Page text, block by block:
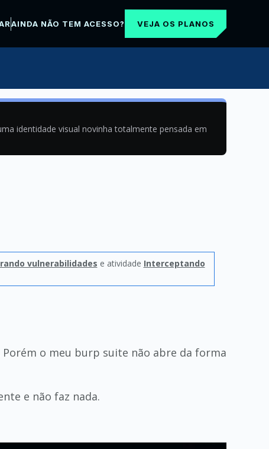
AINDA NÃO TEM ACESSO? VEJA OS PLANOS
identidade visual novinha totalmente pensada em
vulnerabilidades e atividade Interceptando
o meu burp suite não abre da forma
e não faz nada.